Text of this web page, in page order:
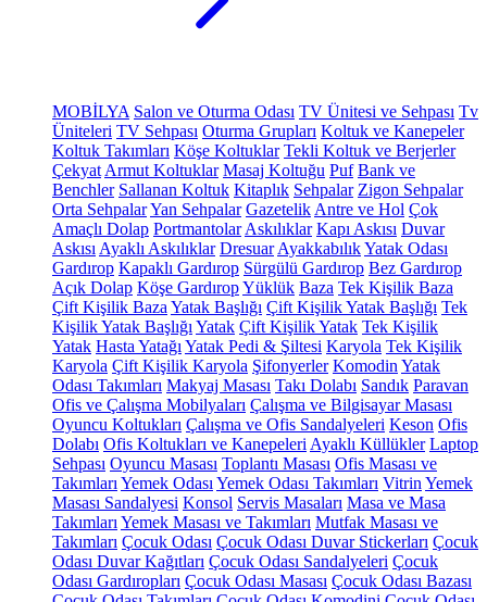
MOBİLYA Salon ve Oturma Odası TV Ünitesi ve Sehpası Tv
Üniteleri TV Sehpası Oturma Grupları Koltuk ve Kanepeler
Koltuk Takımları Köşe Koltuklar Tekli Koltuk ve Berjerler
Çekyat Armut Koltuklar Masaj Koltuğu Puf Bank ve
Benchler Sallanan Koltuk Kitaplık Sehpalar Zigon Sehpalar
Orta SehpalarYan Sehpalar Gazetelik Antre ve Hol Çok
Amaçlı Dolap Portmantolar Askılıklar Kapı Askısı Duvar
Askısı Ayaklı Askılıklar Dresuar AyakkabılıkYatak Odası
Gardırop Kapaklı Gardırop Sürgülü Gardırop Bez Gardırop
Açık Dolap Köşe GardıropYüklük Baza Tek Kişilik Baza
Çift Kişilik Baza Yatak Başlığı Çift Kişilik Yatak Başlığı Tek
Kişilik Yatak Başlığı Yatak Çift Kişilik Yatak Tek Kişilik
Yatak Hasta Yatağı Yatak Pedi & Şiltesi Karyola Tek Kişilik
Karyola Çift Kişilik Karyola Şifonyerler Komodin Yatak
Odası Takımları Makyaj Masası Takı Dolabı Sandık Paravan
Ofis ve Çalışma Mobilyaları Çalışma ve Bilgisayar Masası
Oyuncu Koltukları Çalışma ve Ofis Sandalyeleri Keson Ofis
Dolabı Ofis Koltukları ve Kanepeleri Ayaklı Küllükler Laptop
Sehpası Oyuncu Masası Toplantı Masası Ofis Masası ve
Takımları Yemek Odası Yemek Odası Takımları Vitrin Yemek
Masası Sandalyesi Konsol Servis Masaları Masa ve Masa
Takımları Yemek Masası ve Takımları Mutfak Masası ve
Takımları Çocuk Odası Çocuk Odası Duvar Stickerları Çocuk
Odası Duvar Kağıtları Çocuk Odası Sandalyeleri Çocuk
Odası Gardıropları Çocuk Odası Masası Çocuk Odası Bazası